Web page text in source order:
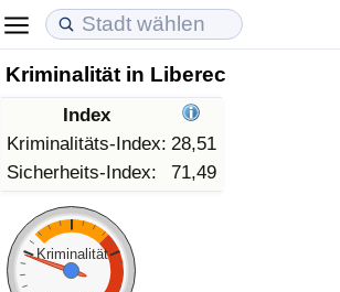
Kriminalität in Liberec
Index
Kriminalitäts-Index: 28,51
Sicherheits-Index:
71,49
Kriminalität
Lebenshaltungskosten
Lebenshaltungskosten-Index (aktuell)
Lebenshaltungskosten-Index
Lebenshaltungskosten-Index nach Land
Immobilienpreise
Immobilienpreis-Index (aktuell)
Immobilienpreis-Index
Immobilienpreis-Index nach Land
Lebensqualität
Lebensqualität-Index
Lebensqualität-Index (aktuell)
Lebensqualitätsindex nach Land